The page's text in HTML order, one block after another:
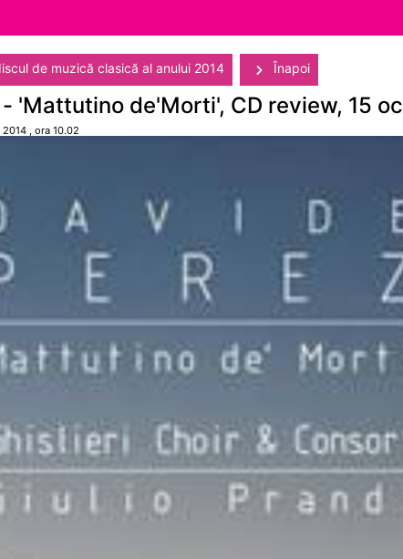
de muzică clasică al anului 2014 Înapoi
'Mattutino de'Morti', CD review, 15
, ora 10.02